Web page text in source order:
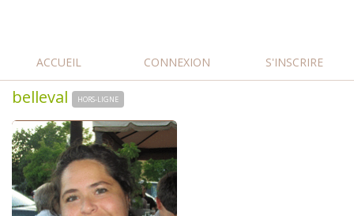
ACCUEIL CONNEXION S'INSCRIRE
belleval HORS-LIGNE